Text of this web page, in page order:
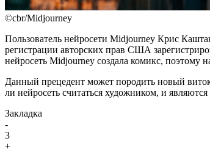
©cbr/Midjourney
Пользователь нейросети Midjourney Крис
регистрации авторских прав США
нейросеть Midjourney создала комикс, поэтому
Данный прецедент может породить новый
ли нейросеть считаться художником, и
Закладка
-
3
+